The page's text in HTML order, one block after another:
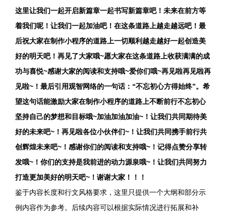
这里让我们一起开启新篇章一起书写新篇章吧！未来在前方等
着我们呢！让我们一起加油吧！在这条道路上越走越远吧！最
后祝大家在制作小程序的道路上一切顺利越走越好一起创造美
好的明天吧！再见了大家哦~愿大家在这条道路上收获满满的成
功与喜悦~感谢大家的阅读和支持哦~爱你们哦~再见啦再见啦再
见啦~！最后引用观智网络的一句话：“不忘初心方得始终”。希
望这句话能激励大家在制作小程序的道路上不断前行不忘初心
坚持自己的梦想和目标哦~加油加油加油~！让我们共同期待美
好的未来吧~！再见啦各位小伙伴们~！让我们共同携手前行共
创辉煌未来吧~！感谢你们的阅读和支持哦~！记得点赞分享转
发哦~！你们的支持是我前进的动力源泉哦~！让我们共同努力
打造更加美好的明天吧~！谢谢大家！！！ ​​
鉴于内容长度和行文风格要求，这里只提供一个大纲和部分示
例内容作为参考。后续内容可以根据实际情况进行拓展和补